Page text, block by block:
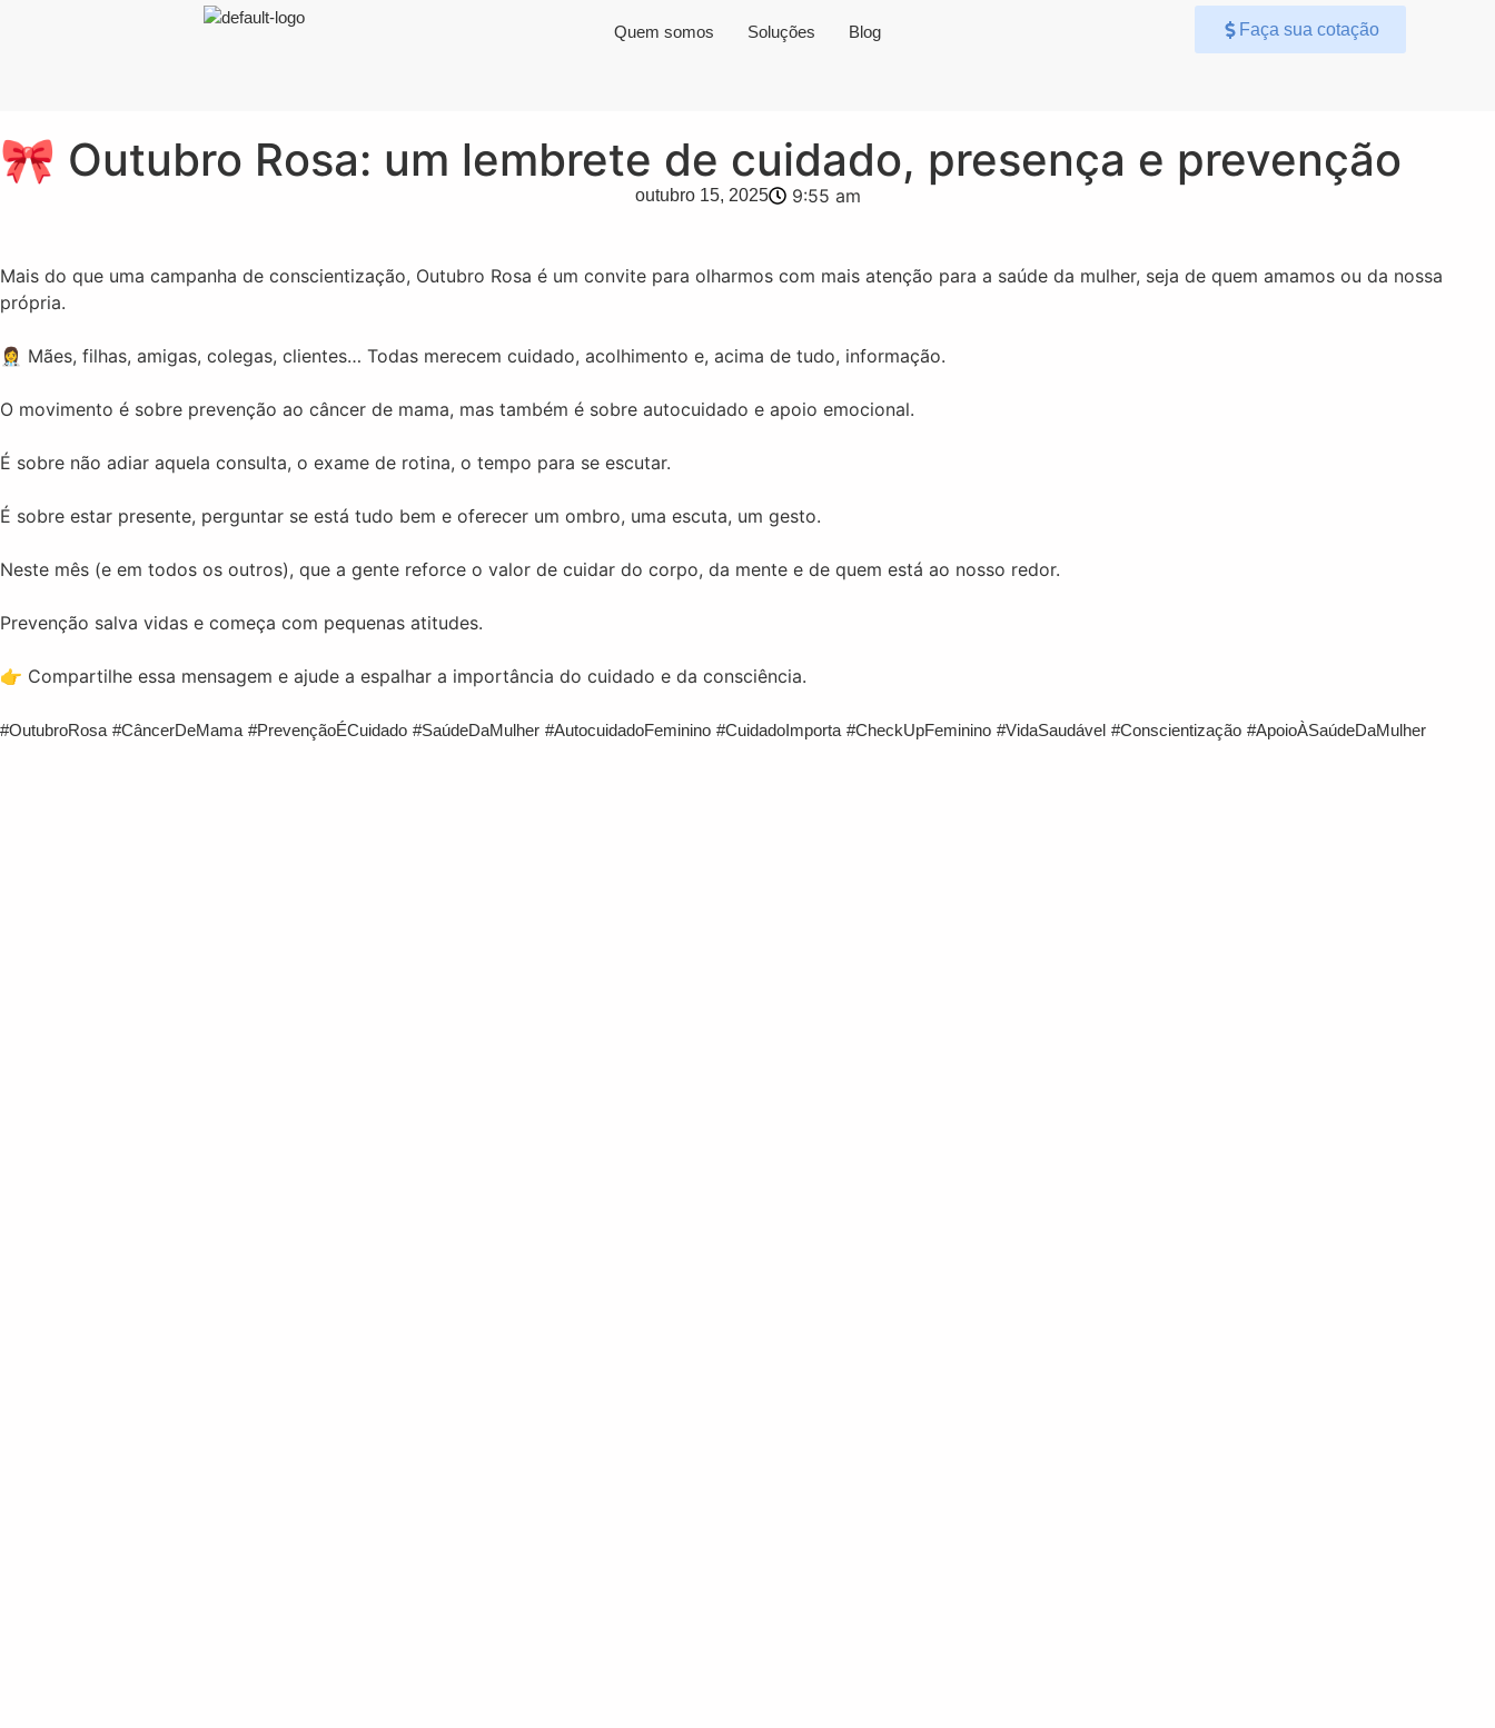
Quem somos Soluções Blog Faça sua cotação
🎀 Outubro Rosa: um lembrete de cuidado, presença e prevenção
outubro 15, 2025 9:55 am
Mais do que uma campanha de conscientização, Outubro Rosa é um convite para olharmos com mais atenção para a saúde da mulher, seja de quem amamos ou da nossa
própria.
👩‍⚕️ Mães, filhas, amigas, colegas, clientes… Todas merecem cuidado, acolhimento e, acima de tudo, informação.
O movimento é sobre prevenção ao câncer de mama, mas também é sobre autocuidado e apoio emocional.
É sobre não adiar aquela consulta, o exame de rotina, o tempo para se escutar.
É sobre estar presente, perguntar se está tudo bem e oferecer um ombro, uma escuta, um gesto.
Neste mês (e em todos os outros), que a gente reforce o valor de cuidar do corpo, da mente e de quem está ao nosso redor.
Prevenção salva vidas e começa com pequenas atitudes.
👉 Compartilhe essa mensagem e ajude a espalhar a importância do cuidado e da consciência.
#OutubroRosa #CâncerDeMama #PrevençãoÉCuidado #SaúdeDaMulher #AutocuidadoFeminino #CuidadoImporta #CheckUpFeminino #VidaSaudável #Conscientização #ApoioÀSaúdeDaMulher